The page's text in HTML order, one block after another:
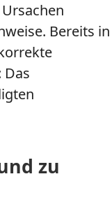
Bereits in
zu